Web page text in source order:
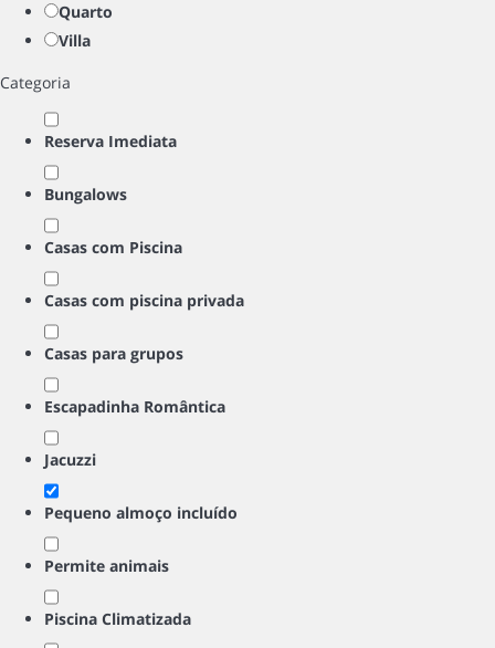
Quarto
Villa
Categoria
Reserva Imediata
Bungalows
Casas com Piscina
Casas com piscina privada
Casas para grupos
Escapadinha Romântica
Jacuzzi
Pequeno almoço incluído
Permite animais
Piscina Climatizada